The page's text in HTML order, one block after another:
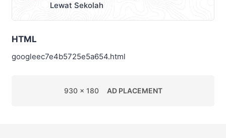
Lewat Sekolah
HTML
googleec7e4b5725e5a654.html
930 x 180 AD PLACEMENT